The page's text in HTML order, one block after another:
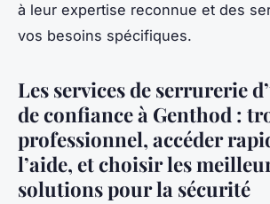
à leur expertise reconnue et des
vos besoins spécifiques.
Les services de serrurerie
de confiance à Genthod :
professionnel, accéder
l’aide, et choisir les
solutions pour la sécurité